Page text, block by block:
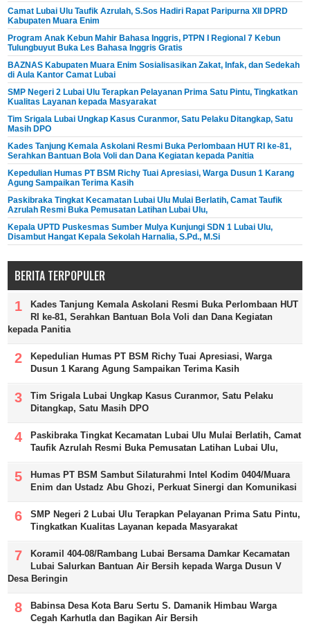
Camat Lubai Ulu Taufik Azrulah, S.Sos Hadiri Rapat Paripurna XII DPRD
Kabupaten Muara Enim
Program Anak Kebun Mahir Bahasa Inggris, PTPN I Regional 7 Kebun
Tulungbuyut Buka Les Bahasa Inggris Gratis
BAZNAS Kabupaten Muara Enim Sosialisasikan Zakat, Infak, dan Sedekah
di Aula Kantor Camat Lubai
SMP Negeri 2 Lubai Ulu Terapkan Pelayanan Prima Satu Pintu, Tingkatkan
Kualitas Layanan kepada Masyarakat
Tim Srigala Lubai Ungkap Kasus Curanmor, Satu Pelaku Ditangkap, Satu
Masih DPO
Kades Tanjung Kemala Askolani Resmi Buka Perlombaan HUT RI ke-81,
Serahkan Bantuan Bola Voli dan Dana Kegiatan kepada Panitia
Kepedulian Humas PT BSM Richy Tuai Apresiasi, Warga Dusun 1 Karang
Agung Sampaikan Terima Kasih
Paskibraka Tingkat Kecamatan Lubai Ulu Mulai Berlatih, Camat Taufik
Azrulah Resmi Buka Pemusatan Latihan Lubai Ulu,
Kepala UPTD Puskesmas Sumber Mulya Kunjungi SDN 1 Lubai Ulu,
Disambut Hangat Kepala Sekolah Harnalia, S.Pd., M.Si
BERITA TERPOPULER
Kades Tanjung Kemala Askolani Resmi Buka Perlombaan HUT
RI ke-81, Serahkan Bantuan Bola Voli dan Dana Kegiatan
kepada Panitia
Kepedulian Humas PT BSM Richy Tuai Apresiasi, Warga
Dusun 1 Karang Agung Sampaikan Terima Kasih
Tim Srigala Lubai Ungkap Kasus Curanmor, Satu Pelaku
Ditangkap, Satu Masih DPO
Paskibraka Tingkat Kecamatan Lubai Ulu Mulai Berlatih, Camat
Taufik Azrulah Resmi Buka Pemusatan Latihan Lubai Ulu,
Humas PT BSM Sambut Silaturahmi Intel Kodim 0404/Muara
Enim dan Ustadz Abu Ghozi, Perkuat Sinergi dan Komunikasi
SMP Negeri 2 Lubai Ulu Terapkan Pelayanan Prima Satu Pintu,
Tingkatkan Kualitas Layanan kepada Masyarakat
Koramil 404-08/Rambang Lubai Bersama Damkar Kecamatan
Lubai Salurkan Bantuan Air Bersih kepada Warga Dusun V
Desa Beringin
Babinsa Desa Kota Baru Sertu S. Damanik Himbau Warga
Cegah Karhutla dan Bagikan Air Bersih